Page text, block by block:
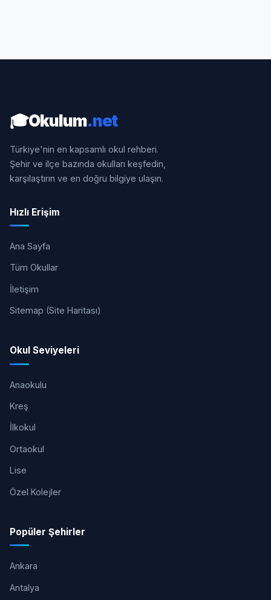
🎓Okulum.net
Türkiye'nin en kapsamlı okul rehberi.
Şehir ve ilçe bazında okulları keşfedin,
karşılaştırın ve en doğru bilgiye ulaşın.
Hızlı Erişim
Ana Sayfa
Tüm Okullar
İletişim
Sitemap (Site Haritası)
Okul Seviyeleri
Anaokulu
Kreş
İlkokul
Ortaokul
Lise
Özel Kolejler
Popüler Şehirler
Ankara
Antalya